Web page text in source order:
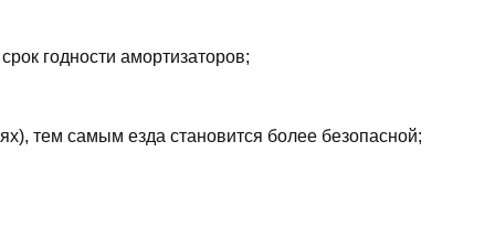
годности амортизаторов;
тем самым езда становится более безопасной;